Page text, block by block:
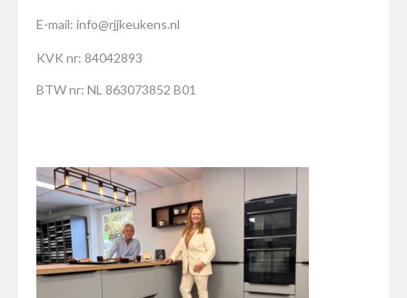
E-mail: info@rjjkeukens.nl
KVK nr: 84042893
BTW nr: NL 863073852 B01